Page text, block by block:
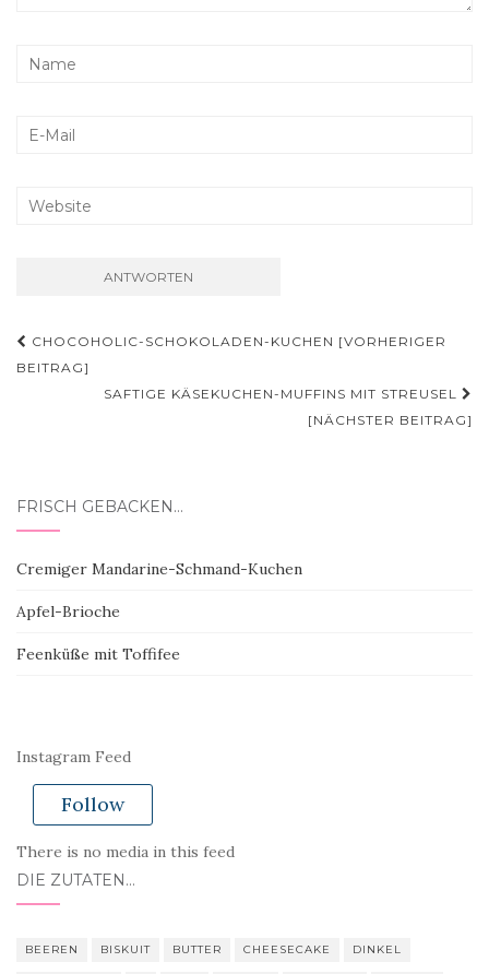
Beitragsnavigation
CHOCOHOLIC-SCHOKOLADEN-KUCHEN [VORHERIGER
BEITRAG]
SAFTIGE KÄSEKUCHEN-MUFFINS MIT STREUSEL
[NÄCHSTER BEITRAG]
FRISCH GEBACKEN…
Cremiger Mandarine-Schmand-Kuchen
Apfel-Brioche
Feenküße mit Toffifee
Instagram Feed
Follow
There is no media in this feed
DIE ZUTATEN…
BEEREN BISKUIT BUTTER CHEESECAKE DINKEL